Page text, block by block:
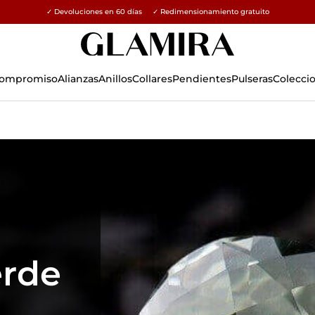
15% en todos los pedidos →
✓ Devoluciones en 60 días ✓ Redimensionamiento gratuito
AlianzasAnillosCollaresPendientesPulseras